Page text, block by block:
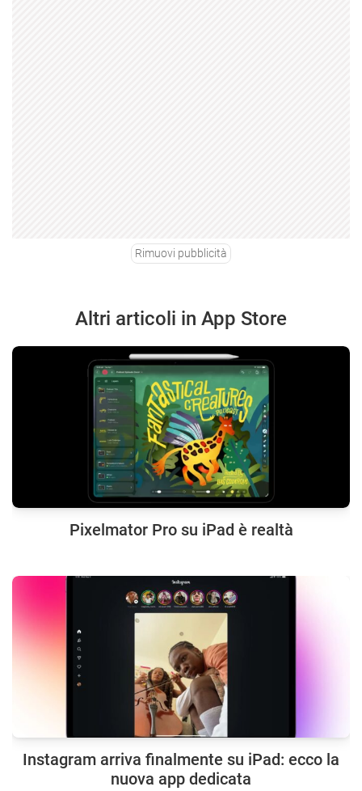
Rimuovi pubblicità
Altri articoli in App Store
Pixelmator Pro su iPad è realtà
Instagram arriva finalmente su iPad: ecco la
nuova app dedicata